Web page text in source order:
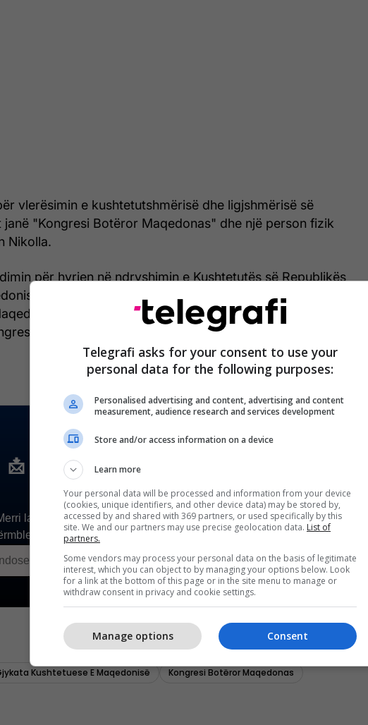
vlerësimin e kushtetutshmërisë dhe ligjshmërisë së
janë "Kongresi Botëror Maqedonas" dhe një person fizik
Nikolla.
për hyrjen në ndryshimin e Kushtetutës së Republikës
është e qartë se shkelet e Kushtetutës dhe ligjeve të
dhe të drejtë ndërkombëtare", thonë mes tjerash
Botëror Maqedonas"./Telegrafi/
Telegrafi asks for your consent to use your
personal data for the following purposes:
Personalised advertising and content, advertising and content
measurement, audience research and services development
Store and/or access information on a device
Learn more
Your personal data will be processed and information from your device
(cookies, unique identifiers, and other device data) may be stored by,
accessed by and shared with 369 partners, or used specifically by this
site. We and our partners may use precise geolocation data. List of
partners.
Some vendors may process your personal data on the basis of legitimate
interest, which you can object to by managing your options below. Look
for a link at the bottom of this page or in the site menu to manage or
withdraw consent in privacy and cookie settings.
Consent
Manage options